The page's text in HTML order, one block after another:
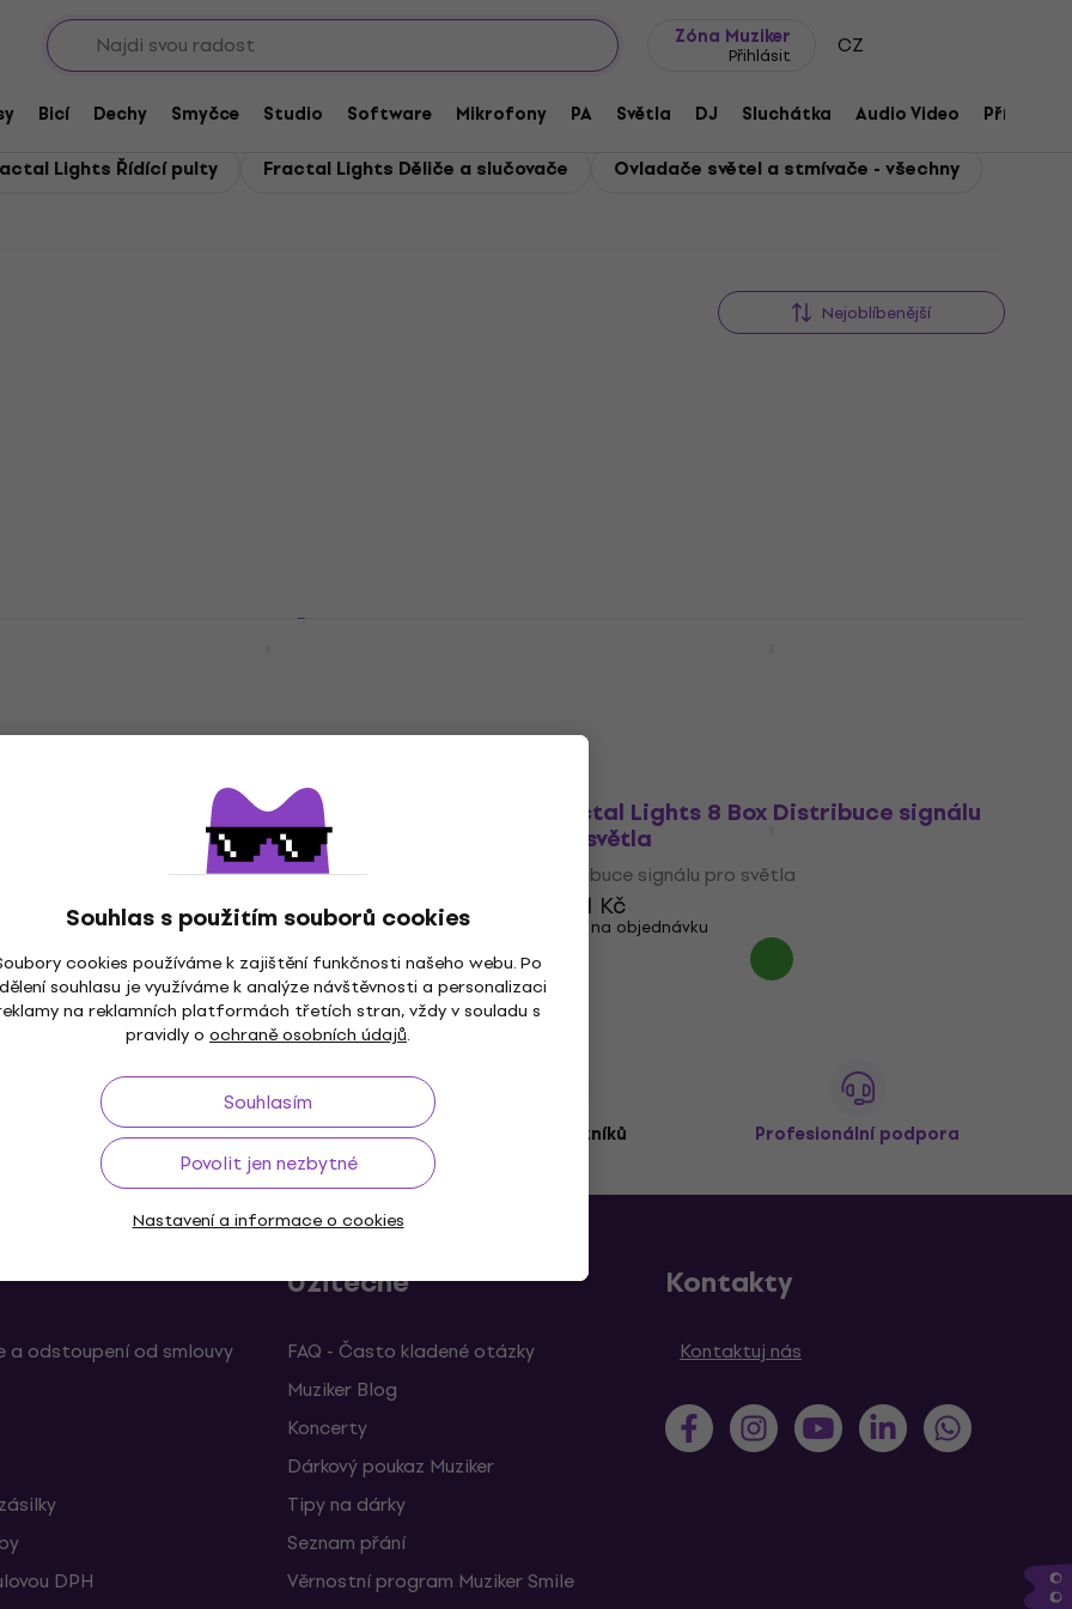
Zóna Muziker
Přihlásit CZ
Bicí Dechy Smyčce Studio Software Mikrofony PA Světla DJ Sluchátka Audio Video
Souhlas s použitím souborů cookies
cookies používáme k zajištění funkčnosti našeho webu. Po
souhlasu je využíváme k analýze návštěvnosti a personalizaci
na reklamních platformách třetích stran, vždy v souladu s
pravidly o ochraně osobních údajů.
Souhlasím
Povolit jen nezbytné
Nastavení a informace o cookies
světel a stmívače
Lights Řídící pulty Fractal Lights Děliče a slučovače Ovladače světel a stmívače - všechny
Nejoblíbenější
Fractal Lights F2-DMX Řídící pult na
Na cestě
Fractal Lights Split DMX 4 Mini
Distribuce signálu pro světla
Distribuce signálu pro světla
1 857 Kč
Jen na objednávku
Fractal Lights 8 Box Distribuce signálu
pro světla
Distribuce signálu pro světla
2 991 Kč
Jen na objednávku
30 dnů Doprava zdarmaod 2 500 Kč 3M+ zákazníků Profesionální podpora
a odstoupení od smlouvy
DPH
Užitečné
FAQ - Často kladené otázky
Muziker Blog
Koncerty
Dárkový poukaz Muziker
Tipy na dárky
Seznam přání
Věrnostní program Muziker Smile
Kontakty
Kontaktuj nás